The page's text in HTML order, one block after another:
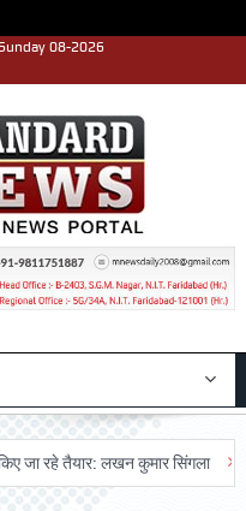
08-2026
रहे तैयार: लखन कुमार सिंगला